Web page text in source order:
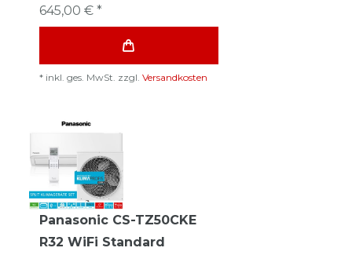
645,00 € *
* inkl. ges. MwSt. zzgl. Versandkosten
Panasonic CS-TZ50CKE
R32 WiFi Standard